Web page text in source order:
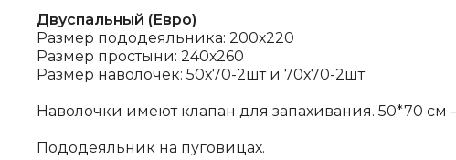
Двуспальный (Евро)
Размер пододеяльника: 200х220
Размер простыни: 240х260
Размер наволочек: 50х70-2шт и 70х70-2шт
Наволочки имеют клапан для запахивания. 50*70
Пододеяльник на пуговицах.